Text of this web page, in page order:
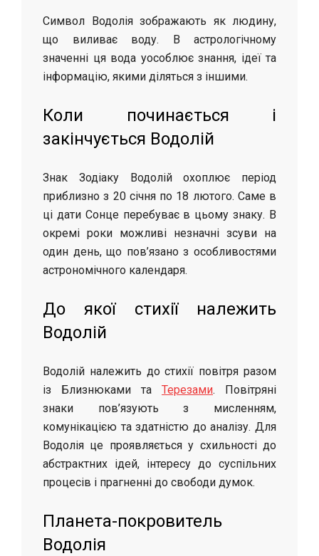
Символ Водолія зображають як людину,
що виливає воду. В астрологічному
значенні ця вода уособлює знання, ідеї та
інформацію, якими діляться з іншими.
Коли починається і
закінчується Водолій
Знак Зодіаку Водолій охоплює період
приблизно з 20 січня по 18 лютого. Саме в
ці дати Сонце перебуває в цьому знаку. В
окремі роки можливі незначні зсуви на
один день, що пов’язано з особливостями
астрономічного календаря.
До якої стихії належить
Водолій
Водолій належить до стихії повітря разом
із Близнюками та Терезами. Повітряні
знаки пов’язують з мисленням,
комунікацією та здатністю до аналізу. Для
Водолія це проявляється у схильності до
абстрактних ідей, інтересу до суспільних
процесів і прагненні до свободи думок.
Планета-покровитель
Водолія